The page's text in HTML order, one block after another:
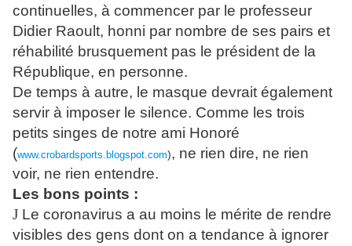
continuelles, à commencer par le professeur
Didier Raoult, honni par nombre de ses pairs et
réhabilité brusquement pas le président de la
République, en personne.
De temps à autre, le masque devrait également
servir à imposer le silence. Comme les trois
petits singes de notre ami Honoré
(www.crobardsports.blogspot.com), ne rien dire, ne rien
voir, ne rien entendre.
Les bons points :
J Le coronavirus a au moins le mérite de rendre
visibles des gens dont on a tendance à ignorer